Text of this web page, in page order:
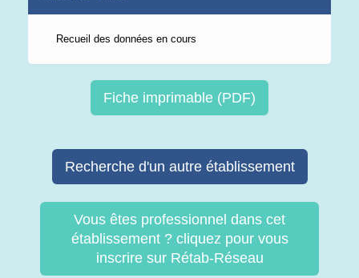
Recueil des données en cours
Fiche imprimable (PDF)
Recherche d'un autre établissement
Vous êtes professionnel dans cet
établissement ? cliquez pour vous
inscrire sur Rétab-Réseau